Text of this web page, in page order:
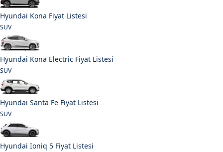
Hyundai Kona Fiyat Listesi
SUV
Hyundai Kona Electric Fiyat Listesi
SUV
Hyundai Santa Fe Fiyat Listesi
SUV
Hyundai Ioniq 5 Fiyat Listesi